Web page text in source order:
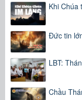
Khi Chúa
Đức tin
LBT:
Chầu